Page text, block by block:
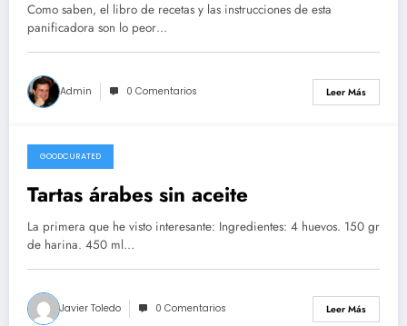
Como saben, el libro de recetas y las instrucciones de esta
panificadora son lo peor…
Admin 0 Comentarios Leer Más
21/02/2021
GOODCURATED
Tartas árabes sin aceite
La primera que he visto interesante: Ingredientes: 4 huevos. 150 gr
de harina. 450 ml…
Javier Toledo 0 Comentarios Leer Más